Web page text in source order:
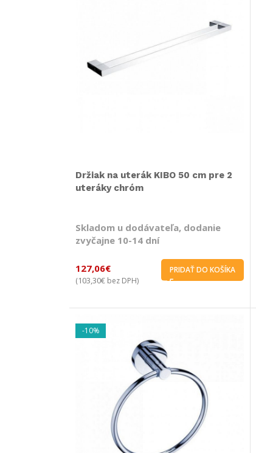
Držiak na uterák KIBO 50 cm pre 2
uteráky chróm
Skladom u dodávateľa, dodanie
zvyčajne 10-14 dní
127,06€
(103,30€ bez DPH)
PRIDAŤ DO KOŠÍKA
-10%